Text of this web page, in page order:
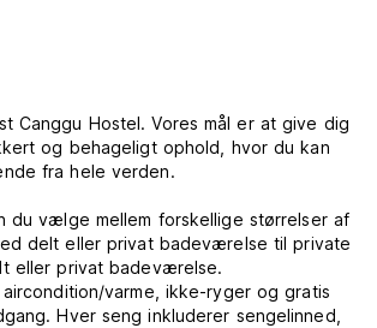
Canggu Hostel. Vores mål er at give dig
og behageligt ophold, hvor du kan
fra hele verden.
du vælge mellem forskellige størrelser af
delt eller privat badeværelse til private
eller privat badeværelse.
varme, ikke-ryger og gratis
Hver seng inkluderer sengelinned,